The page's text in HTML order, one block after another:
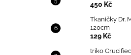
450 Kč
Tkaničky Dr.
120cm
129 Kč
triko